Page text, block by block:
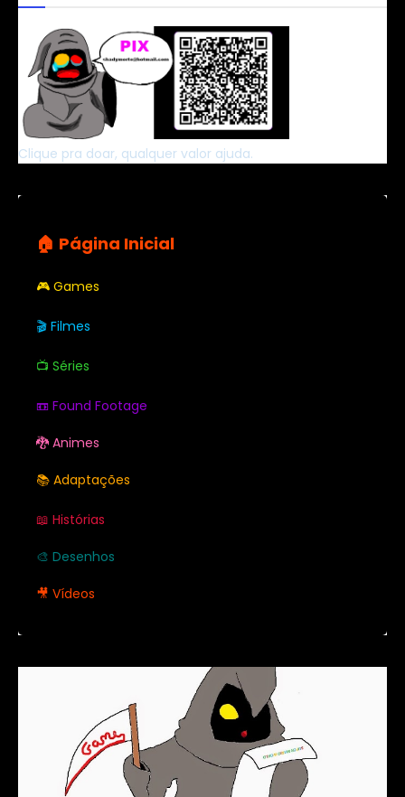
Clique pra doar, qualquer valor ajuda.
🏠 Página Inicial
🎮 Games
🎬 Filmes
📺 Séries
📼 Found Footage
🐉 Animes
📚 Adaptações
📖 Histórias
🎨 Desenhos
🎥 Vídeos